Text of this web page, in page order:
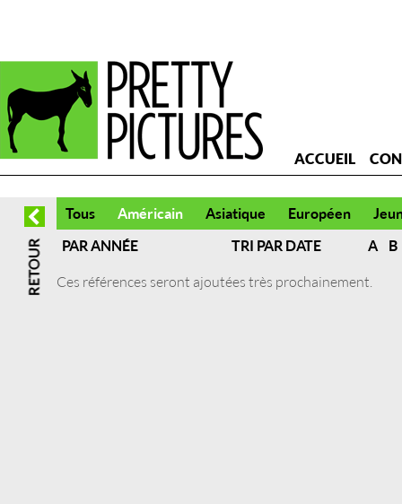
ACCUEIL
Tous Américain Asiatique Européen
PAR ANNÉE
TRI PAR DATE A
B
Ces références seront ajoutées très prochainement.